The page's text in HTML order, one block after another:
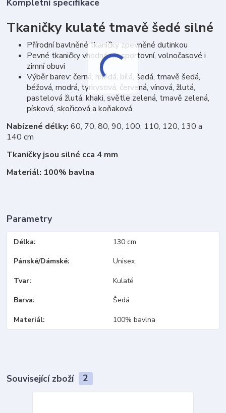
Kompletní specifikace
Tkaničky kulaté tmavě šedé silné
Přírodní bavlněné tkaničky zpevněné dutinkou
Pevné tkaničky vhodné do sportovní, volnočasové i
zimní obuvi
Výběr barev: černá, hnědá, bílá, šedá, tmavě šedá,
béžová, modrá, tyrkysová, červená, vínová, žlutá,
pastelová žlutá, khaki, světle zelená, tmavě zelená,
písková, skořicová a koňaková
Nabízené délky: 60, 70, 80, 90, 100, 110, 120, 130 a
140 cm
Tkaničky jsou silné cca 4 mm
Materiál: 100% bavlna
Parametry
Délka 130 cm
Pánské/Dámské Unisex
Tvar Kulaté
Barva Šedá
Materiál 100% bavlna
Související zboží 2